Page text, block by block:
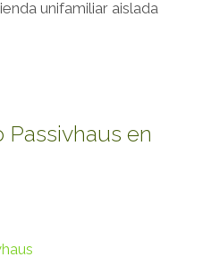
unifamiliar aislada
en